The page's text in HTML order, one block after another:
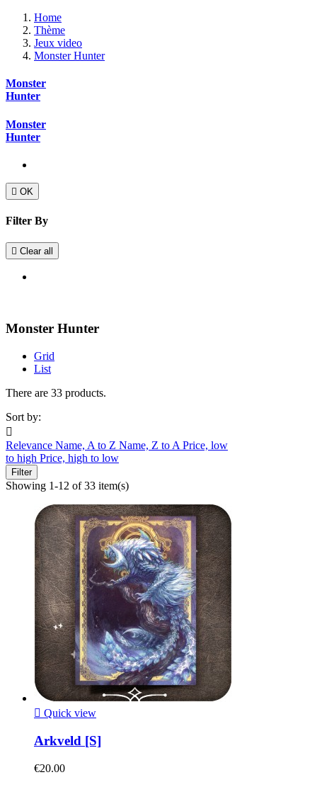
Home
Thème
Jeux video
Monster Hunter
Monster
Hunter
Monster
Hunter
 OK
Filter By
 Clear all
Monster Hunter
Grid
List
There are 33 products.
Sort by:

Relevance Name, A to Z Name, Z to A Price, low
to high Price, high to low
Filter
Showing 1-12 of 33 item(s)
 Quick view
Arkveld [S]
€20.00